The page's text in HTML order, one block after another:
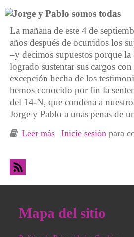
La mañana de este 4 de
años después de ocurridos los
–y decimos supuestos porque la
logrado sustentar sus cargos con
excepción hecha de los
hemos conocido por fin la
del 14-N, que condena a
Jorge y Pablo a unas penas de
Leer más sobre Comunicado
Inicie sesión para
Mapa del sitio